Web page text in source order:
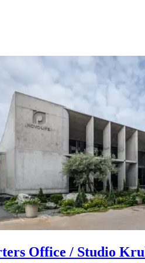
Office / Studio